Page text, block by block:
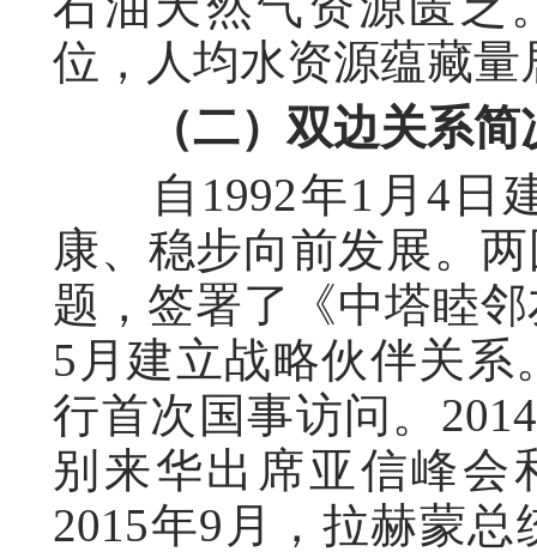
位，人均水资源蕴藏量
（二）双边关系简
自1992年1月4日建
康、稳步向前发展。
题，签署了《中塔睦
5月建立战略伙伴关系
行首次国事访问。
别来华出席亚信峰会
2015年9月，拉赫蒙